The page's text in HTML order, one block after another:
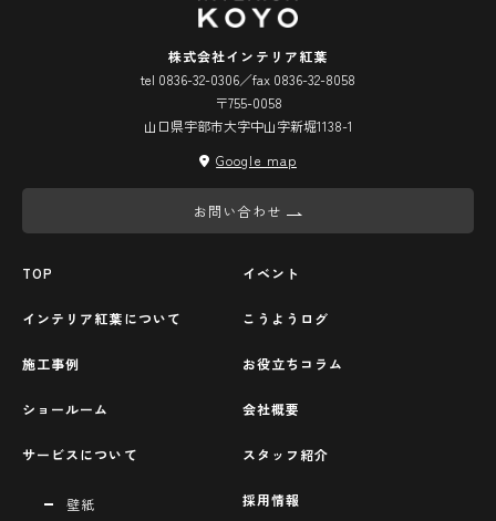
株式会社インテリア紅葉
tel 0836-32-0306／fax 0836-32-8058
〒755-0058
山口県宇部市大字中山字新堀1138-1
Google map
お問い合わせ
TOP
インテリア紅葉について
施工事例
ショールーム
サービスについて
壁紙
イベント
こうようログ
お役立ちコラム
会社概要
スタッフ紹介
採用情報